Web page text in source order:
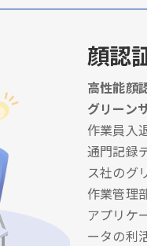
顔認
高性能顔
グリーン
作業員入
通門記録
ス社のグ
作業管理
アプリケ
ータの利